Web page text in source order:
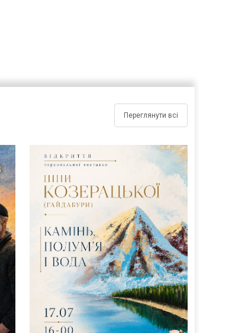
Переглянути всі